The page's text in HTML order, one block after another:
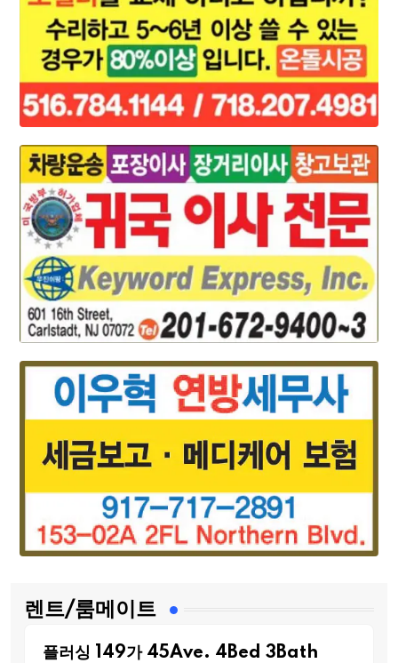
렌트/룸메이트
플러싱 149가 45Ave. 4Bed 3Bath